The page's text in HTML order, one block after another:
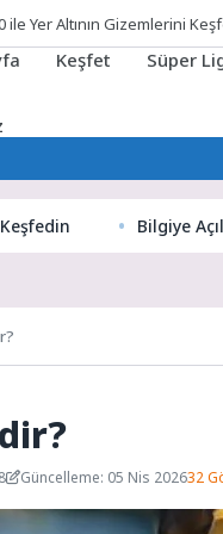
Keşfet Süper
Bilgiye Açılan
Güncelleme: 05 Nis 202632